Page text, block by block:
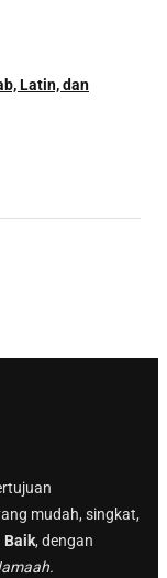
Latin, dan
mudah, singkat,
Baik, dengan